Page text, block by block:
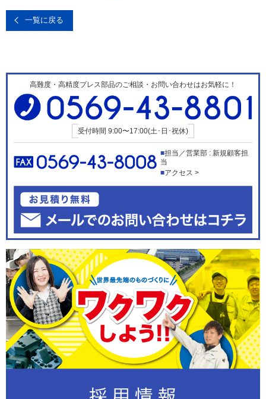
一覧に戻る
高難度・高精度プレス部品のご相談・お問い合わせはお気軽に！
受付時間 9:00〜17:00(土･日･祝休)
担当／営業部 : 新規顧客担
当
アクセス >